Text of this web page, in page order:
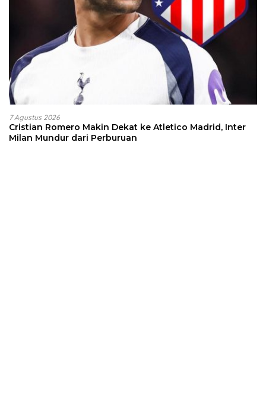
7 Agustus 2026
Cristian Romero Makin Dekat ke Atletico Madrid, Inter
Milan Mundur dari Perburuan